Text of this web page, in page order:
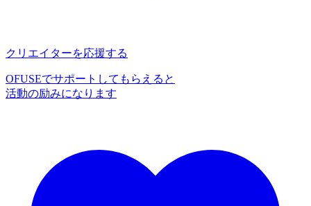
クリエイターを応援する
OFUSEでサポートしてもらえると
活動の励みになります